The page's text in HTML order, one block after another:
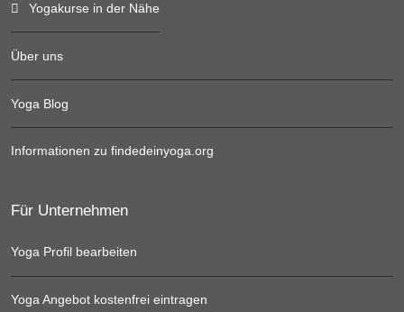
Yogakurse in der Nähe
Über uns
Yoga Blog
Informationen zu findedeinyoga.org
Für Unternehmen
Yoga Profil bearbeiten
Yoga Angebot kostenfrei eintragen